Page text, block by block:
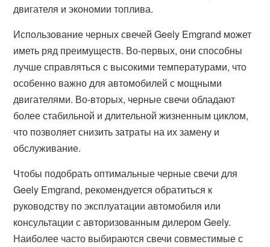
двигателя и экономии топлива.
Использование черных свечей Geely Emgrand может
иметь ряд преимуществ. Во-первых, они способны
лучше справляться с высокими температурами, что
особенно важно для автомобилей с мощными
двигателями. Во-вторых, черные свечи обладают
более стабильной и длительной жизненным циклом,
что позволяет снизить затраты на их замену и
обслуживание.
Чтобы подобрать оптимальные черные свечи для
Geely Emgrand, рекомендуется обратиться к
руководству по эксплуатации автомобиля или
консультации с авторизованным дилером Geely.
Наиболее часто выбираются свечи совместимые с